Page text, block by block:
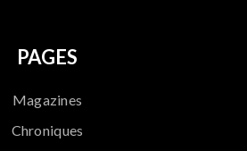
PAGES
Magazines
Chroniques